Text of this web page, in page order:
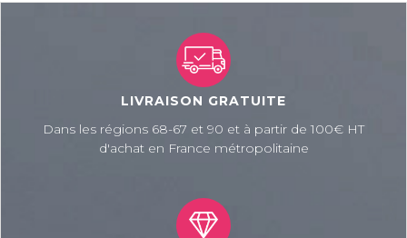
LIVRAISON GRATUITE
Dans les régions 68-67 et 90 et à partir de 100€ HT
d'achat en France métropolitaine